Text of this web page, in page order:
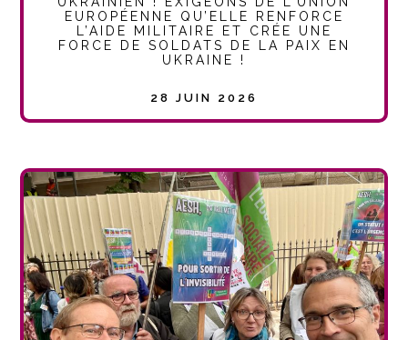
EUROPÉENNE QU’ELLE RENFORCE
L’AIDE MILITAIRE ET CRÉE UNE
FORCE DE SOLDATS DE LA PAIX EN
UKRAINE !
28 JUIN 2026